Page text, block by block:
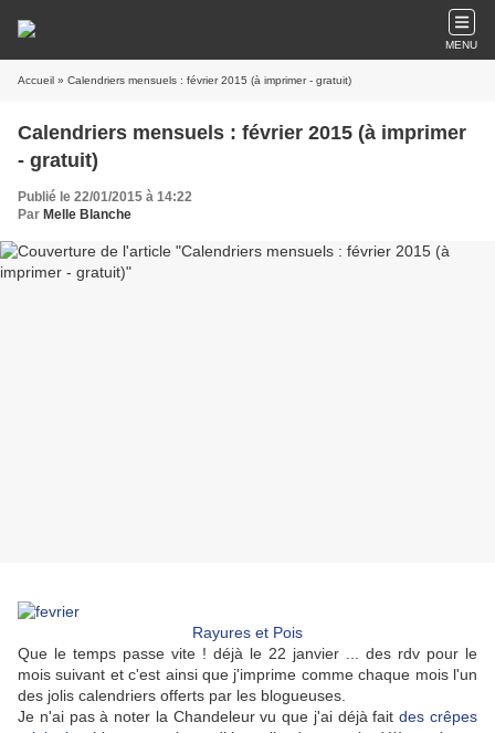
MENU
Accueil » Calendriers mensuels : février 2015 (à imprimer - gratuit)
Calendriers mensuels : février 2015 (à imprimer
- gratuit)
Publié le 22/01/2015 à 14:22
Par Melle Blanche
Rayures et Pois
Que le temps passe vite ! déjà le 22 janvier ... des rdv pour le
mois suivant et c'est ainsi que j'imprime comme chaque mois l'un
des jolis calendriers offerts par les blogueuses.
Je n'ai pas à noter la Chandeleur vu que j'ai déjà faitdes crêpes